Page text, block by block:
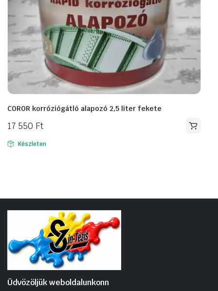
COROR korróziógátló alapozó 2,5 liter fekete
17 550 Ft
Készleten
Üdvözöljük weboldalunkonn